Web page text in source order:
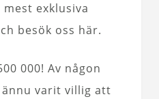
exklusiva
besök oss här.
000! Av någon
varit villig att